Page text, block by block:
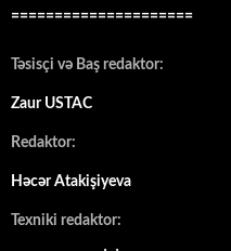
=====================
Təsisçi və Baş redaktor:
Zaur USTAC
Redaktor:
Həcər Atakişiyeva
Texniki redaktor: